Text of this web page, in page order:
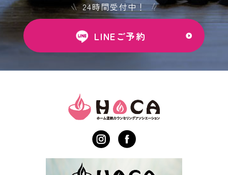
24時間受付中！
LINEご予約